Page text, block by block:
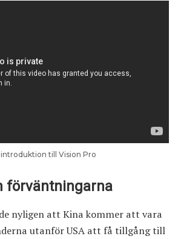
introduktion till Vision Pro
förväntningarna
nyligen att Kina kommer att vara
utanför USA att få tillgång till